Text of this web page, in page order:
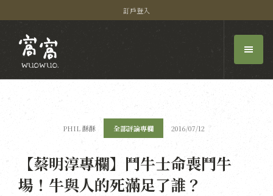
訂戶登入
PHIL 酥酥 全部評論專欄 2016/07/12
【蔡明淳專欄】鬥牛士命喪鬥牛
場！牛與人的死滿足了誰？